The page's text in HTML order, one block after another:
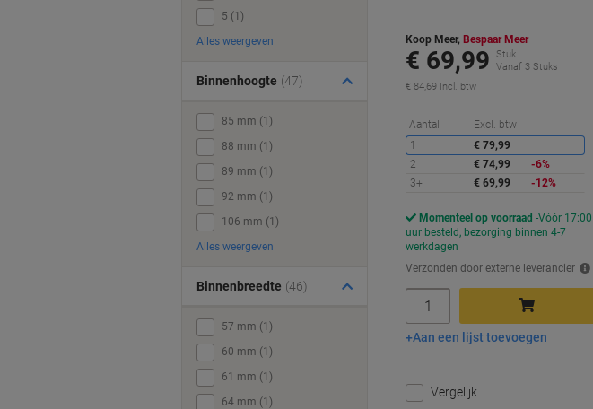
Koop Meer, Bespaar Meer
€ 69,99
Stuk
Vanaf 3 Stuks
€ 84,69 Incl. btw
Aantal Excl. btw
1
€ 79,99
2
€ 74,99
-6%
3+
€ 69,99 -12%
Momenteel op voorraad Vóór 17:00
uur besteld, bezorging binnen 4-7
werkdagen
Verzonden door externe leverancier
In winkelwagen
Aan een lijst toevoegen
Vergelijk
5 (1)
Alles weergeven
Binnenhoogte (47)
85 mm (1)
88 mm (1)
89 mm (1)
92 mm (1)
106 mm (1)
Alles weergeven
Binnenbreedte (46)
57 mm (1)
60 mm (1)
61 mm (1)
64 mm (1)